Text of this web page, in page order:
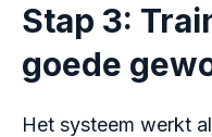
Stap 3:
goede
Het systeem werkt